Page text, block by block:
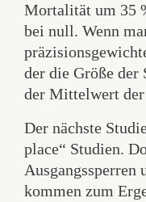
Mortalität um 35
bei null. Wenn
der die Größe
der Mittelwert
Der nächste
place“ Studien.
Ausgangssperren
kommen zum